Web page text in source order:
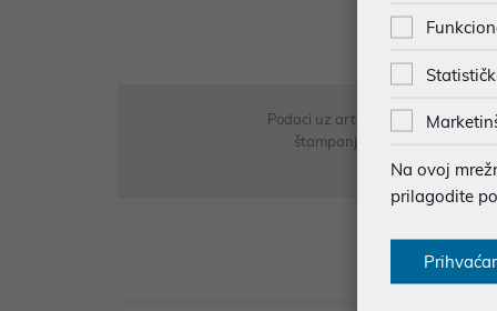
Podaci uz artikle su prezentirani
štampanja te promjene u
Na ovoj
prilagodite